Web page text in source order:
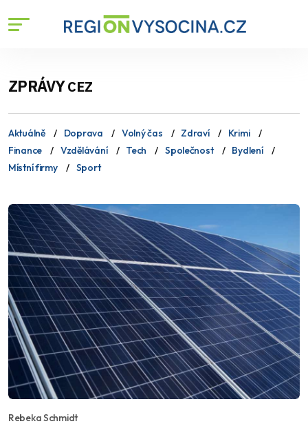
ZPRÁVYCEZ
Aktuálně Doprava Volný čas Zdraví
Krimi
Finance
Vzdělávání Tech Společnost
Bydlení
Místní firmy
Sport
Rebeka Schmidt